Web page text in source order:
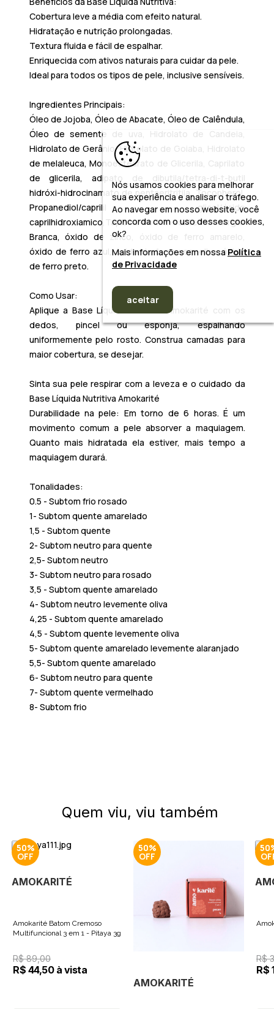
Cobertura leve a média com efeito natural.
Hidratação e nutrição prolongadas.
Textura fluida e fácil de espalhar.
Enriquecida com ativos naturais para cuidar da pele.
Ideal para todos os tipos de pele, inclusive sensíveis.
Ingredientes Principais:
Óleo de Jojoba, Óleo de Abacate, Óleo de Calêndula,
Óleo de semente de uva, Hidrolato de Candeia,
Hidrolato de Gerânio, Hidrolato de Goiaba, Hidrolato
de melaleuca, Monoestearato de Glicerila, Caprilato
de glicerila, adipato de dibutila/tetra-di-t-butil
hidróxi-hidrocinamato de pentaeritritila, Tocopherol,
Propanediol/caprilil glicol/ácido
caprilhidroxiamico,Tapioca, Podem conter +/- : Argila
Branca, óxido de zinco, óxido de ferro amarelo,
óxido de ferro azul, óxido de ferro vermelho, óxido
de ferro preto.
Como Usar:
Aplique a Base Líquida Nutritiva Amokarité com os
dedos, pincel ou esponja, espalhando
uniformemente pelo rosto. Construa camadas para
maior cobertura, se desejar.
Sinta sua pele respirar com a leveza e o cuidado da
Base Líquida Nutritiva Amokarité
Durabilidade na pele: Em torno de 6 horas. É um
movimento comum a pele absorver a maquiagem.
Quanto mais hidratada ela estiver, mais tempo a
maquiagem durará.
Tonalidades:
0.5 - Subtom frio rosado
1- Subtom quente amarelado
1,5 - Subtom quente
2- Subtom neutro para quente
2,5- Subtom neutro
3- Subtom neutro para rosado
3,5 - Subtom quente amarelado
4- Subtom neutro levemente oliva
4,25 - Subtom quente amarelado
4,5 - Subtom quente levemente oliva
5- Subtom quente amarelado levemente alaranjado
5,5- Subtom quente amarelado
6- Subtom neutro para quente
7- Subtom quente vermelhado
8- Subtom frio
Quem viu, viu também
50%
AMOKARITÉ
Amokarité Batom Cremoso
Multifuncional 3 em 1 - Pitaya 3g
R$ 89,00
R$ 44,50 à vista
50%
AMOKARITÉ
R$
R$
Nós usamos cookies para melhorar
sua experiência e analisar o tráfego.
Ao navegar em nosso website, você
concorda com o uso desses cookies,
ok?
Mais informações em nossaPolítica
de Privacidade
aceitar